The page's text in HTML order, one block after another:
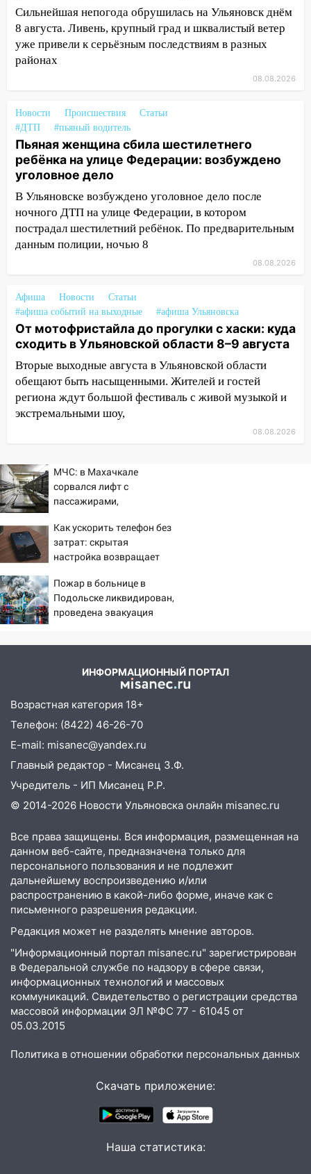
13:14 Ураган оторвал светофор на
проспекте Филатова в Ульяновске
13:12 Дерево пробило крышу дома на
Новгородской в Ульяновске и рухнуло
13:10
В Заволжском районе дерево
упало во дворе
13:08 Ураган ударил по Ульяновску:
сорванные крыши, поваленные деревья,
затопленные улицы и остановившиеся
трамваи
12:17 Ульяновск накрыл крупный град:
после ливня город снова уходит под
воду
ДТП с шестилетним ребёнком на улице
Федерации
12:01 Пьяная женщина сбила
шестилетнего ребёнка на улице
Федерации: возбуждено уголовное дело
11:16 В Ульяновске ищут 37-летнего
мужчину, пропавшего ещё 19 июля
От мотофристайла до прогулки с
10:11
Директора ульяновской
«Нефтяной топливной компании» будут
судить за неуплату 48,4 млн рублей
налогов
09:28
Дети на дорогах: пострадали
велосипедисты, мотоциклисты и
пешеходы. Обзор крупных аварий в
Ульяновской области
08:30
домов и выстрел за водку
Какая погоды будет днем 8
06:45 Императорский мост в
Ульяновске останется закрытым до
утра 10 августа
05:18 Судьба готовит сюрприз: гороскоп
на 8 августа — кому повезет с
деньгами, а кого ждет неожиданная
встреча
04:47 В Ульяновской области объявили
ракетную опасность: звучат сирены
07.08.2026
20:40 Ульяновские аграрии смогут
купить тракторы с отсрочкой платежа
до декабря
19:34 В следственном управлении
состоялось торжественное
мероприятие, приуроченное к
празднованию Дня сотрудника органов
следствия Российской Федерации
поддержать «Симбирскую чебурашку»
Ульяновская область стала
пилотным регионом проекта
«Культурное долголетие»
Прогноз погоды в Ульяновской
Сильнейшая непогода обрушилась на Ульяновск днём
8 августа. Ливень, крупный град и шквалистый ветер
уже привели к серьёзным последствиям в разных
районах
08.08.2026
Новости Происшествия
Статьи
#ДТП
#пьяный водитель
Пьяная женщина сбила шестилетнего
ребёнка на улице Федерации: возбуждено
уголовное дело
В Ульяновске возбуждено уголовное дело после
ночного ДТП на улице Федерации, в котором
пострадал шестилетний ребёнок. По предварительным
данным полиции, ночью 8
08.08.2026
Афиша Новости
Статьи
#афиша событий на выходные
#афиша Ульяновска
От мотофристайла до прогулки с хаски: куда
сходить в Ульяновской области 8–9 августа
Вторые выходные августа в Ульяновской области
обещают быть насыщенными. Жителей и гостей
региона ждут большой фестиваль с живой музыкой и
экстремальными шоу,
08.08.2026
МЧС: в Махачкале
сорвался лифт с
пассажирами,
человека
Как ускорить телефон без
затрат: скрытая
настройка возвращает
Пожар в больнице в
Подольске ликвидирован,
проведена эвакуация
ИНФОРМАЦИОННЫЙ ПОРТАЛ
Возрастная категория 18+
Телефон: (8422) 46-26-70
E-mail: misanec@yandex.ru
Главный редактор - Мисанец З.Ф.
Учредитель - ИП Мисанец Р.Р.
© 2014-2026 Новости Ульяновска онлайн misanec.ru
Все права защищены. Вся информация, размещенная на
данном веб-сайте, предназначена только для
персонального пользования и не подлежит
дальнейшему воспроизведению и/или
распространению в какой-либо форме, иначе как с
письменного разрешения редакции.
Редакция может не разделять мнение авторов.
"Информационный портал misanec.ru" зарегистрирован
в Федеральной службе по надзору в сфере связи,
информационных технологий и массовых
коммуникаций. Свидетельство о регистрации средства
массовой информации ЭЛ №ФС 77 - 61045 от
05.03.2015
Политика в отношении обработки персональных данных
Скачать приложение:
Наша статистика: